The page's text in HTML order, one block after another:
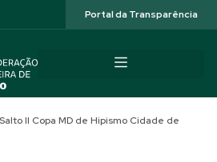
Portal da Transparência
II Copa MD de Hipismo Cidade de